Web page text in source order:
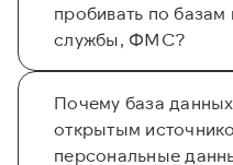
пробивать по
службы, ФМС?
Почему база
открытым
персональные